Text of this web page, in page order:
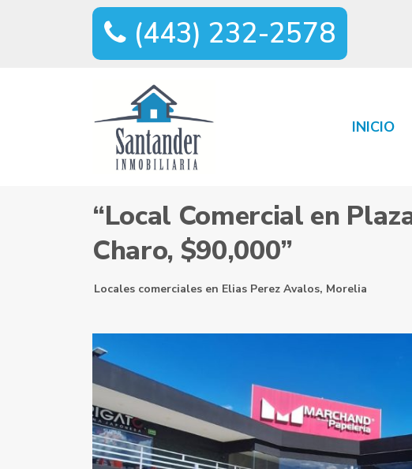
(443) 232-2578
INICIO
Locales comerciales
“Local Comercial en
Charo, $90,000”
Locales comerciales en Elias Perez Avalos, Morelia